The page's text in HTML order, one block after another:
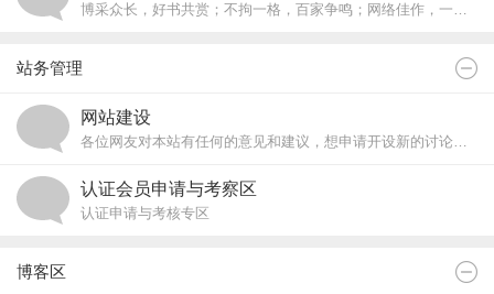
博采众长，好书共赏；不拘一格，百家争鸣；网络佳作，一网打尽。
站务管理
网站建设
各位网友对本站有任何的意见和建议，想申请开设新的讨论区，想做版主？那么就全部写在这里吧，我们会尽快答复和处理的！
认证会员申请与考察区
认证申请与考核专区
博客区